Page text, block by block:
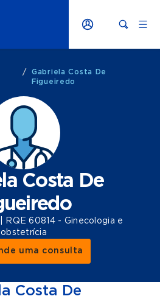
/
Gabriela Costa De
Figueiredo
Costa De
RQE 60814 - Ginecologia e
obstetrícia
uma consulta
Costa De